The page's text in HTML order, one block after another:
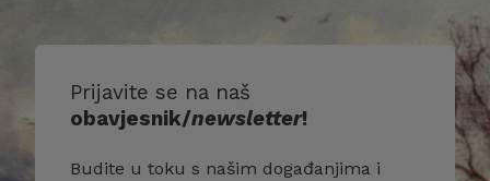
Prijavite se na naš
obavjesnik/newsletter!
Budite u toku s našim događanjima i